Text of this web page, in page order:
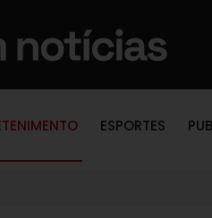
ESPORTES